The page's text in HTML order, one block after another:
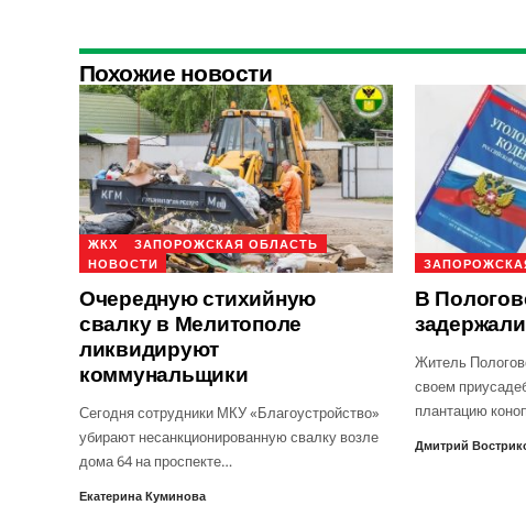
Похожие новости
ЖКХ
ЗАПОРОЖСКАЯ ОБЛАСТЬ
НОВОСТИ
Очередную стихийную
свалку в Мелитополе
ликвидируют
коммунальщики
Сегодня сотрудники МКУ «Благоустройство»
убирают несанкционированную свалку возле
дома 64 на проспекте…
Екатерина Куминова
В
Житель
своем
плантацию
Дмитрий